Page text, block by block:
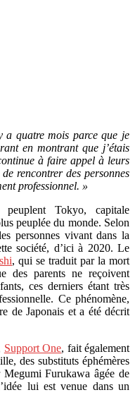
a quatre mois parce que je
en montrant que j’étais
à faire appel à leurs
rencontrer des personnes
professionnel. »
Tokyo, capitale
peuplée du monde. Selon
personnes vivant dans la
société, d’ici à 2020. Le
, qui se traduit par la mort
des parents ne reçoivent
ces derniers étant très
Ce phénomène,
de Japonais et a été décrit
Support One, fait également
des substituts éphémères
Furukawa âgée de
lui est venue dans un